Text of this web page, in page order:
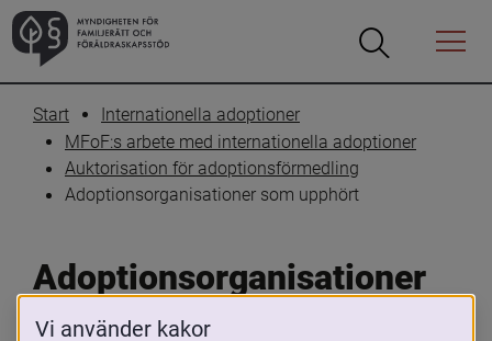
Öppna
Öppna
Menyn
Start
Internationella adoptioner
MFoF:s arbete med internationella adoptioner
Auktorisation för adoptionsförmedling
Adoptionsorganisationer som upphört
Adoptionsorganisationer
som upphört
Vi använder kakor